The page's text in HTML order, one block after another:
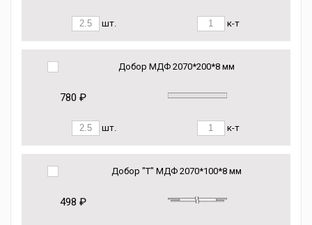
шт. к-т
Добор МДФ 2070*200*8 мм
780 ₽
шт. к-т
Добор "Т" МДФ 2070*100*8 мм
498 ₽